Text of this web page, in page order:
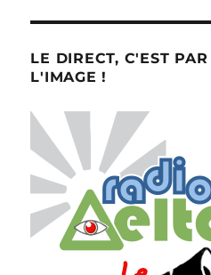
LE DIRECT, C'EST
L'IMAGE !